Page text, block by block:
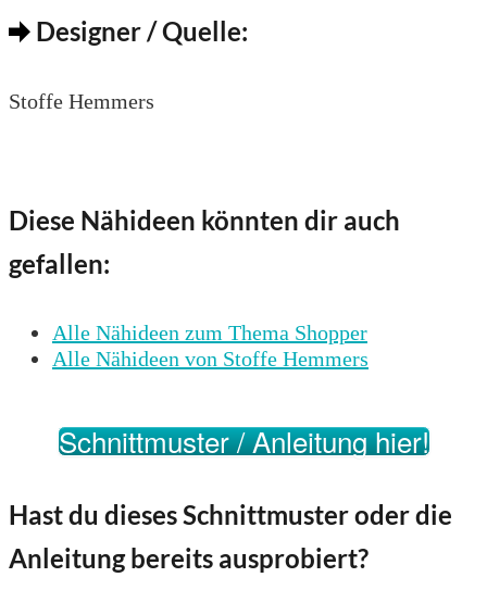
Designer / Quelle:
Stoffe Hemmers
Diese Nähideen könnten dir auch
gefallen:
Alle Nähideen zum Thema Shopper
Alle Nähideen von Stoffe Hemmers
Schnittmuster / Anleitung hier!
Hast du dieses Schnittmuster oder die
Anleitung bereits ausprobiert?